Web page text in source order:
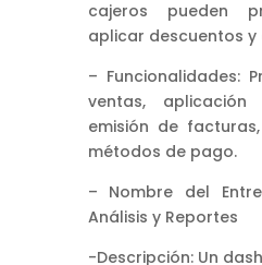
cajeros pueden
aplicar descuentos
– Funcionalidades:
ventas, aplicación
emisión de
métodos de pago.
– Nombre del
Análisis y Reportes
-Descripción: Un